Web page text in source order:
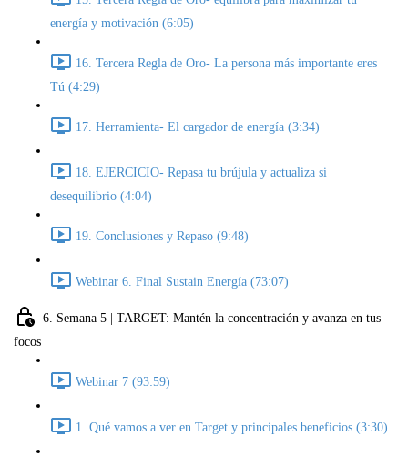
energía y motivación (6:05)
16. Tercera Regla de Oro- La persona más importante eres
Tú (4:29)
17. Herramienta- El cargador de energía (3:34)
18. EJERCICIO- Repasa tu brújula y actualiza si
desequilibrio (4:04)
19. Conclusiones y Repaso (9:48)
Webinar 6. Final Sustain Energía (73:07)
6. Semana 5 | TARGET: Mantén la concentración y avanza en tus
focos
Webinar 7 (93:59)
1. Qué vamos a ver en Target y principales beneficios (3:30)